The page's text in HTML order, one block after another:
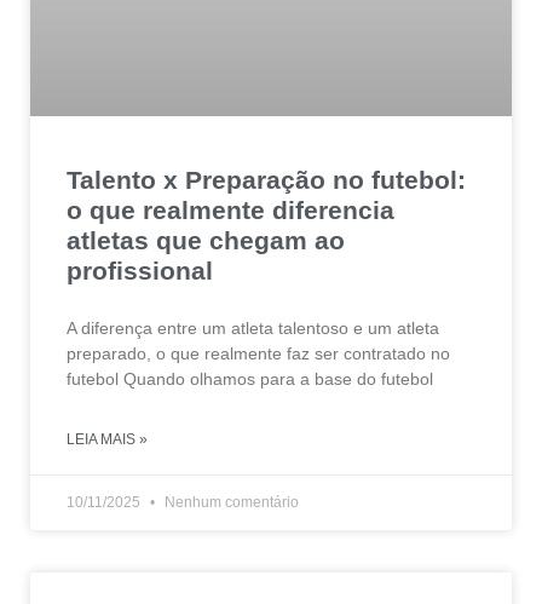
Talento x Preparação no futebol:
o que realmente diferencia
atletas que chegam ao
profissional
A diferença entre um atleta talentoso e um atleta
preparado, o que realmente faz ser contratado no
futebol Quando olhamos para a base do futebol
LEIA MAIS »
10/11/2025 Nenhum comentário